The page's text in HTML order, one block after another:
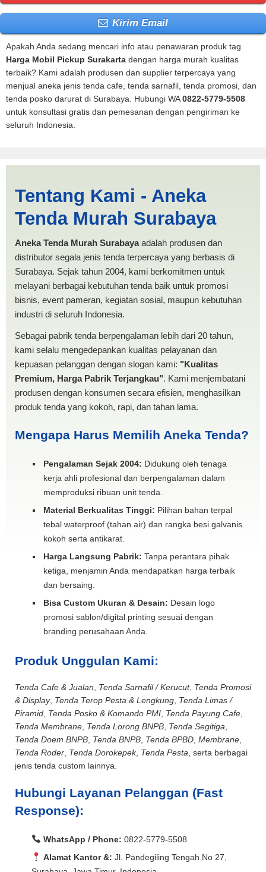
Kirim Email
Apakah Anda sedang mencari info atau penawaran produk tag
Harga Mobil Pickup Surakarta dengan harga murah kualitas
terbaik? Kami adalah produsen dan supplier terpercaya yang
menjual aneka jenis tenda cafe, tenda sarnafil, tenda promosi, dan
tenda posko darurat di Surabaya. Hubungi WA0822-5779-5508
untuk konsultasi gratis dan pemesanan dengan pengiriman ke
seluruh Indonesia.
Surakarta | PRODUKSI
ANEKA TENDA MURAH
Tentang Kami - Aneka
Tenda Murah Surabaya
Aneka Tenda Murah Surabayaadalah produsen dan
distributor segala jenis tenda terpercaya yang berbasis di
Surabaya. Sejak tahun 2004, kami berkomitmen untuk
melayani berbagai kebutuhan tenda baik untuk promosi
bisnis, event pameran, kegiatan sosial, maupun kebutuhan
industri di seluruh Indonesia.
Sebagai pabrik tenda berpengalaman lebih dari 20 tahun,
kami selalu mengedepankan kualitas pelayanan dan
kepuasan pelanggan dengan slogan kami: "Kualitas
Premium, Harga Pabrik Terjangkau". Kami menjembatani
produsen dengan konsumen secara efisien, menghasilkan
produk tenda yang kokoh, rapi, dan tahan lama.
Mengapa Harus Memilih Aneka Tenda?
Pengalaman Sejak 2004: Didukung oleh tenaga
kerja ahli profesional dan berpengalaman dalam
memproduksi ribuan unit tenda.
Material Berkualitas Tinggi: Pilihan bahan terpal
tebal waterproof (tahan air) dan rangka besi galvanis
kokoh serta antikarat.
Harga Langsung Pabrik: Tanpa perantara pihak
ketiga, menjamin Anda mendapatkan harga terbaik
dan bersaing.
Bisa Custom Ukuran & Desain: Desain logo
promosi sablon/digital printing sesuai dengan
branding perusahaan Anda.
Produk Unggulan Kami:
Tenda Cafe & Jualan Tenda Sarnafil / Kerucut, Tenda Promosi
& Display, Tenda Terop Pesta & Lengkung Tenda Limas /
Piramid Tenda Posko & Komando PMI Tenda Payung Cafe
Tenda Membrane Tenda Lorong BNPB Tenda Segitiga
Tenda Doem BNPB Tenda BNPB Tenda BPBD Membrane
Tenda Roder Tenda Dorokepek, Tenda Pesta , serta berbagai
jenis tenda custom lainnya.
Hubungi Layanan Pelanggan (Fast
Response):
WhatsApp / Phone: 0822-5779-5508
Alamat Kantor &: Jl. Pandegiling Tengah No 27,